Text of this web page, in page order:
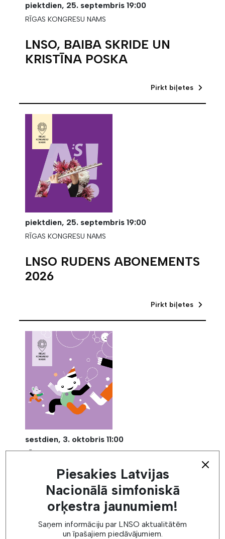
piektdien, 25. septembris 19:00
RĪGAS KONGRESU NAMS
LNSO, BAIBA SKRIDE UN
KRISTĪNA POSKA
Pirkt biļetes
piektdien, 25. septembris 19:00
RĪGAS KONGRESU NAMS
LNSO RUDENS ABONEMENTS
2026
Pirkt biļetes
sestdien, 3. oktobris 11:00
RĪGAS KONGRESU NAMS
LENESONA DZIMŠANAS
DIENAS BALLĪTE | 11.00
Pirkt biļetes
Piesakies Latvijas
Nacionālā simfoniskā
orķestra jaunumiem!
Saņem informāciju par LNSO aktualitātēm
un īpašajiem piedāvājumiem.